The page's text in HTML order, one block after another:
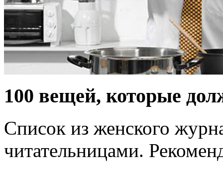
100 вещей, которые
Список из женского
читательницами.